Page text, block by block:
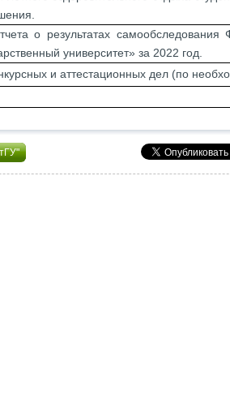
о результатах
университет» за 2022 год.
и аттестационных дел (по